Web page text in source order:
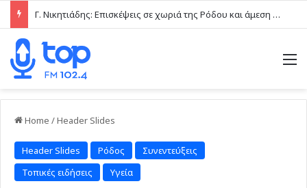
Γ. Νικητιάδης: Επισκέψεις σε χωριά της Ρόδου και άμεση επαφή με τις τοπικές κοινωνίες το τελευταίο δεκαήμερο
Home /Header Slides
Header Slides Ρόδος
Συνεντεύξεις
Τοπικές ειδήσεις
Υγεία